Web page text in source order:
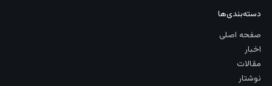
دسته‌بندی‌ها
صفحه اصلی
اخبار
مقالات
نوشتار